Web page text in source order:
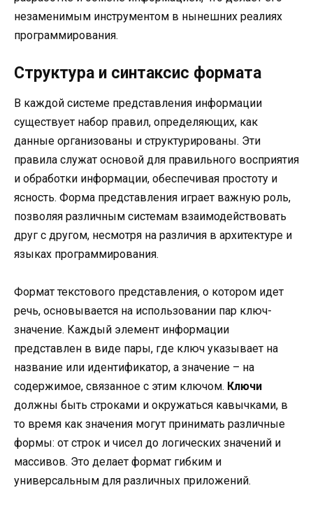
незаменимым инструментом в нынешних реалиях
программирования.
Структура и синтаксис формата
В каждой системе представления информации
существует набор правил, определяющих, как
данные организованы и структурированы. Эти
правила служат основой для правильного восприятия
и обработки информации, обеспечивая простоту и
ясность. Форма представления играет важную роль,
позволяя различным системам взаимодействовать
друг с другом, несмотря на различия в архитектуре и
языках программирования.
Формат текстового представления, о котором идет
речь, основывается на использовании пар ключ-
значение. Каждый элемент информации
представлен в виде пары, где ключ указывает на
название или идентификатор, а значение – на
содержимое, связанное с этим ключом. Ключи
должны быть строками и окружаться кавычками, в
то время как значения могут принимать различные
формы: от строк и чисел до логических значений и
массивов. Это делает формат гибким и
универсальным для различных приложений.